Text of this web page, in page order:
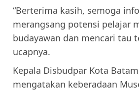
“Berterima kasih, semoga
merangsang potensi pelajar
budayawan dan mencari tau
ucapnya.
Kepala Disbudpar Kota
mengatakan keberadaan